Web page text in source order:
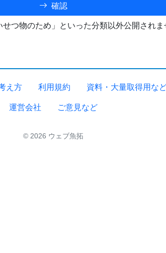
確認
つ物のため」といった分類以外公開され
え方 利用規約 資料・大量取得用な
運営会社 ご意見など
© 2026 ウェブ魚拓